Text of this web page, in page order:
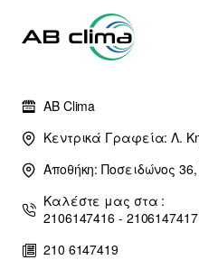
AB Clima
Κεντρικά Γραφεία: Λ.
Αποθήκη: Ποσειδώνος
Καλέστε μας στα :
2106147416 -
210 6147419